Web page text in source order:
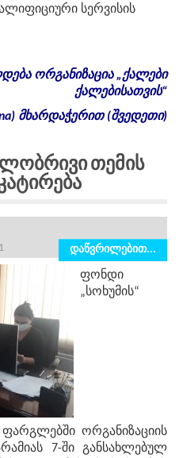
სერვისის
ორგანიზაცია„ქალები
ქალებისათვის“
მხარდაჭერით(შვედეთი)
Თემის
დაწვრილებით...
ფონდი
„სოხუმის“
ფარგლებში ორგანიზაციის
7-ში განსახლებულ